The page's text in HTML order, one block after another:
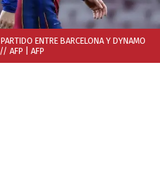
ENTRE BARCELONA Y DYNAMO
// AFP | AFP